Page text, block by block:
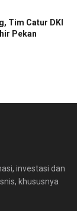
Tim Catur DKI
Pekan
investasi dan
khususnya